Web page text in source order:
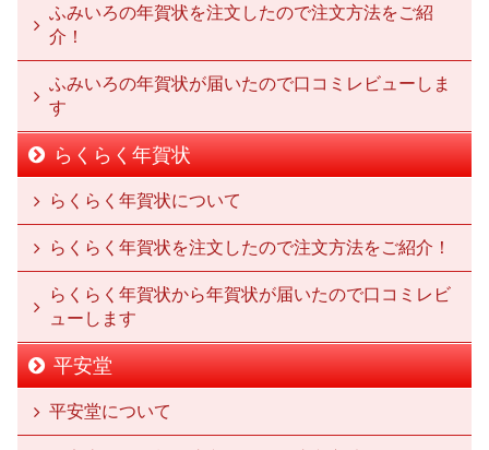
ふみいろの年賀状を注文したので注文方法をご紹
介！
ふみいろの年賀状が届いたので口コミレビューしま
す
らくらく年賀状
らくらく年賀状について
らくらく年賀状を注文したので注文方法をご紹介！
らくらく年賀状から年賀状が届いたので口コミレビ
ューします
平安堂
平安堂について